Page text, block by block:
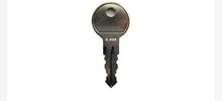
EV Udstyr
Maling
Bilstereo